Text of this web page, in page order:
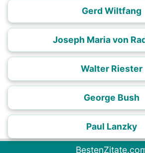
Gerd Wiltfang
Joseph Maria von
Walter Riester
George Bush
Paul Lanzky